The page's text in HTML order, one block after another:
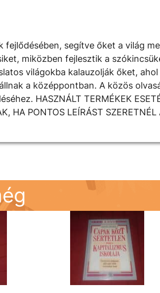
segítve őket a világ
miközben fejlesztik a
világokba kalauzolják őket,
a középpontban. A közös
HASZNÁLT TERMÉKEK
HA PONTOS LEÍRÁST